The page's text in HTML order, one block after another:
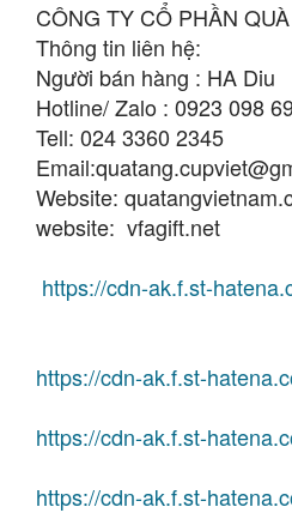
CÔNG TY CỔ PHẦN
Thông tin liên hệ:
Người bán hàng : HA Diu
Hotline/ Zalo : 0923 098
Tell: 024 3360 2345
Email:
Website:
website: vfagift.net
https://cdn-ak.f.st-
https://cdn-ak.f.st-
https://cdn-ak.f.st-
https://cdn-ak.f.st-